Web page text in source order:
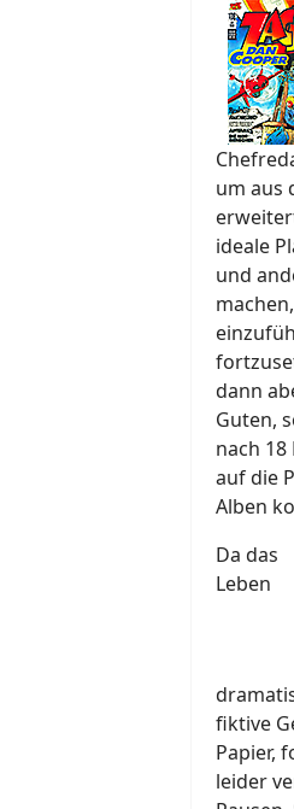
um aus
ideale
und
dann
Guten,
nach
auf die
Alben
Da das
Leben
fiktive
Papier,
leider